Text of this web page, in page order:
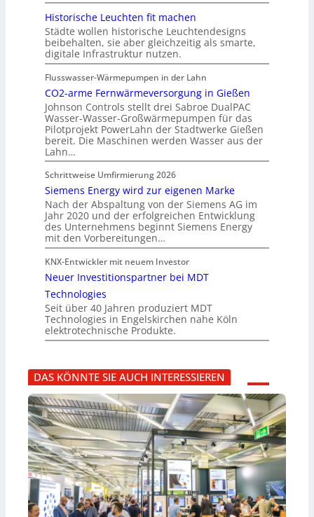
Historische Leuchten fit machen
Städte wollen historische Leuchtendesigns
beibehalten, sie aber gleichzeitig als smarte,
digitale Infrastruktur nutzen.
Flusswasser-Wärmepumpen in der Lahn
CO2-arme Fernwärmeversorgung in Gießen
Johnson Controls stellt drei Sabroe DualPAC
Wasser-Wasser-Großwärmepumpen für das
Pilotprojekt PowerLahn der Stadtwerke Gießen
bereit. Die Maschinen werden Wasser aus der
Lahn…
Schrittweise Umfirmierung 2026
Siemens Energy wird zur eigenen Marke
Nach der Abspaltung von der Siemens AG im
Jahr 2020 und der erfolgreichen Entwicklung
des Unternehmens beginnt Siemens Energy
mit den Vorbereitungen…
KNX-Entwickler mit neuem Investor
Neuer Investitionspartner bei MDT
Technologies
Seit über 40 Jahren produziert MDT
Technologies in Engelskirchen nahe Köln
elektrotechnische Produkte.
DAS KÖNNTE SIE AUCH INTERESSIEREN